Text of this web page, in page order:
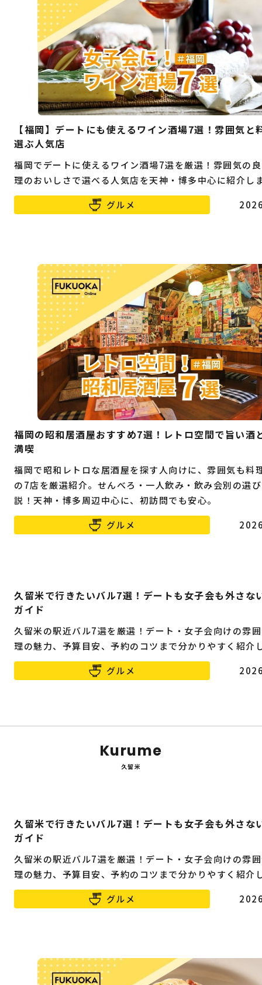
【福岡】デートにも使えるワイン酒場7選！雰囲気と
選ぶ人気店
福岡でデートに使えるワイン酒場7選を厳選！雰囲気の
理のおいしさで選べる人気店を天神・博多中心に紹介し
グルメ
福岡の昭和居酒屋おすすめ7選！レトロ空間で旨い酒
満喫
福岡で昭和レトロな居酒屋を探す人向けに、雰囲気も料
の7店を厳選紹介。せんべろ・一人飲み・飲み会別の選
説！天神・博多周辺中心に、初訪問でも安心。
グルメ
久留米で行きたいバル7選！デートも女子会も外さな
ガイド
久留米の駅近バル7選を厳選！デート・女子会向けの雰
理の魅力、予算目安、予約のコツまで分かりやすく紹介
グルメ
Kurume
久留米
久留米で行きたいバル7選！デートも女子会も外さな
ガイド
久留米の駅近バル7選を厳選！デート・女子会向けの雰
理の魅力、予算目安、予約のコツまで分かりやすく紹介
グルメ